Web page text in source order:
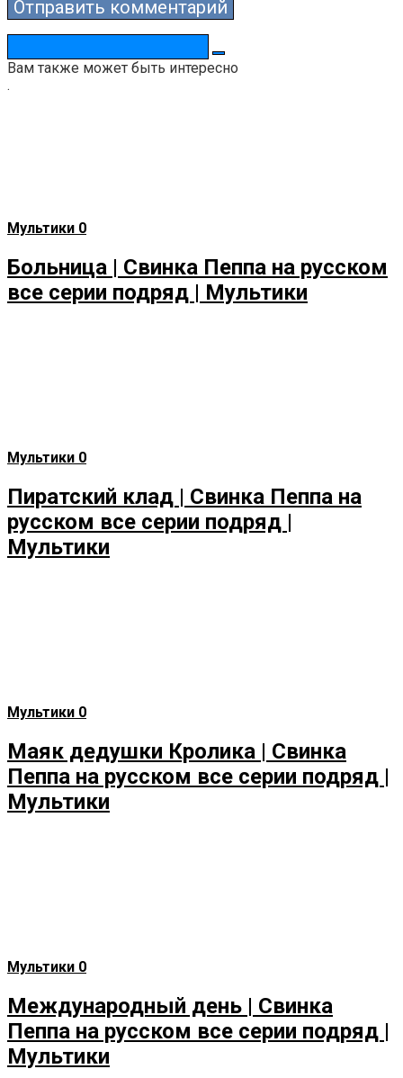
Вам также может быть интересно
.
Мультики 0
Больница | Свинка Пеппа на русском
все серии подряд | Мультики
Мультики 0
Пиратский клад | Свинка Пеппа на
русском все серии подряд |
Мультики
Мультики 0
Маяк дедушки Кролика | Свинка
Пеппа на русском все серии подряд |
Мультики
Мультики 0
Международный день | Свинка
Пеппа на русском все серии подряд |
Мультики